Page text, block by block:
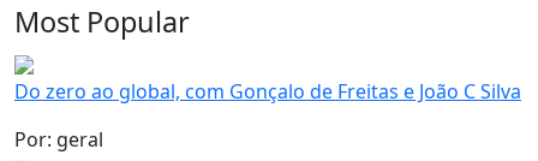
Most Popular
Do zero ao global, com Gonçalo de Freitas e João C Silva
Por: geral